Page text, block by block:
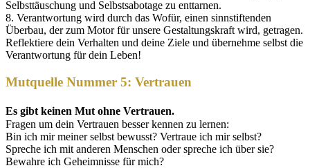
Selbsttäuschung und Selbstsabotage zu enttarnen.
8. Verantwortung wird durch das Wofür, einen sinnstiftenden
Überbau, der zum Motor für unsere Gestaltungskraft wird, getragen.
Reflektiere dein Verhalten und deine Ziele und übernehme selbst die
Verantwortung für dein Leben!
Mutquelle Nummer 5: Vertrauen
Es gibt keinen Mut ohne Vertrauen.
Fragen um dein Vertrauen besser kennen zu lernen:
Bin ich mir meiner selbst bewusst? Vertraue ich mir selbst?
Spreche ich mit anderen Menschen oder spreche ich über sie?
Bewahre ich Geheimnisse für mich?